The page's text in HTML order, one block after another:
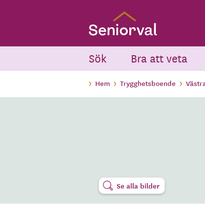
Sök Bra att veta
Hem Trygghetsboende
Se alla bilder